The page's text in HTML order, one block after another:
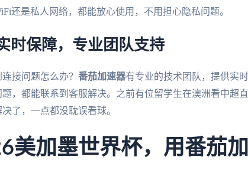
还是私人网络，都能放心使用，不用担心隐私问题。
时保障，专业团队支持
接问题怎么办？ 番茄加速器有专业的技术团队，提供实
题，都能联系到客服解决。之前有位留学生在澳洲看中超
了，一点都没耽误看球。
美加墨世界杯，用番茄